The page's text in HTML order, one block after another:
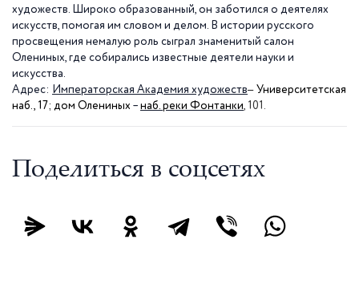
художеств. Широко образованный, он заботился о деятелях
искусств, помогая им словом и делом. В истории русского
просвещения немалую роль сыграл знаменитый салон
Олениных, где собирались известные деятели науки и
искусства.
Адрес: Императорская Академия художеств– Университетская
наб., 17; дом Олениных – наб. реки Фонтанки, 101.
Поделиться в соцсетях